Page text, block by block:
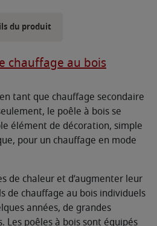
du produit
chauffage au bois
tant que chauffage secondaire
le poêle à bois se
élément de décoration, simple
pour un chauffage en mode
de chaleur et d’augmenter leur
de chauffage au bois individuels
années, de grandes
Les poêles à bois sont équipés